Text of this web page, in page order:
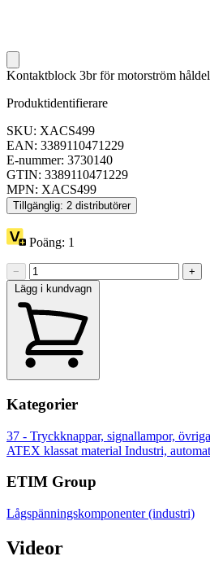
Kontaktblock 3br för motorström
Produktidentifierare
SKU: XACS499
EAN: 3389110471229
E-nummer: 3730140
GTIN: 3389110471229
MPN: XACS499
Tillgänglig: 2 distributörer
Poäng: 1
−
+
Lägg i kundvagn
Kategorier
37 - Tryckknappar, signallampor,
ATEX klassat material Industri,
ETIM Group
Lågspänningskomponenter (industri)
Videor